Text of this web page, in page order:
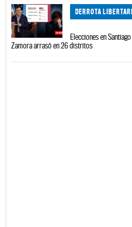
DERROTA
Elecciones en
Zamora arrasó en 26 distritos